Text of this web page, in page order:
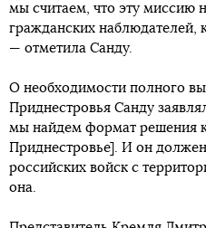
мы считаем, что эту миссию
гражданских наблюдателей,
— отметила Санду.
О необходимости полного
Приднестровья Санду
мы найдем формат решения
Приднестровье]. И он
российских войск с
она.